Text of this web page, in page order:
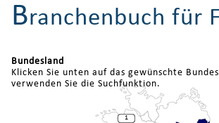
Branchenbuch für
Bundesland
Klicken Sie unten auf das gewünschte
verwenden Sie die Suchfunktion.
1